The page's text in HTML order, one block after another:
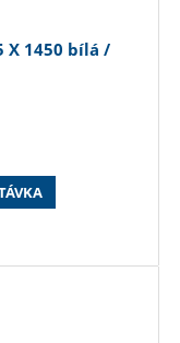
X 1450 bílá /